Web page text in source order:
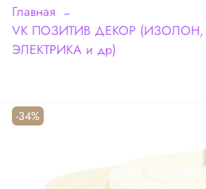
Главная
VK ПОЗИТИВ ДЕКОР
ЭЛЕКТРИКА и др)
-34%